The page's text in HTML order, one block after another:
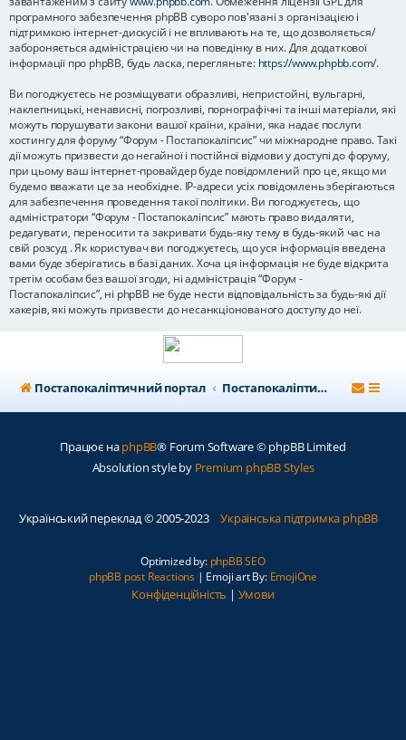
програмного забезпечення phpBB суворо пов'язані з організацією і
підтримкою інтернет-дискусій і не впливають на те, що дозволяється/
забороняється адміністрацією чи на поведінку в них. Для додаткової
інформації про phpBB, будь ласка, перегляньте: https://www.phpbb.com/.
Ви погоджуєтесь не розміщувати образливі, непристойні, вульгарні,
наклепницькі, ненависні, погрозливі, порнографічні та інші матеріали, які
можуть порушувати закони вашої країни, країни, яка надає послуги
хостингу для форуму “Форум - Постапокаліпсис” чи міжнародне право. Такі
дії можуть призвести до негайної і постійної відмови у доступі до форуму,
при цьому ваш інтернет-провайдер буде повідомлений про це, якщо ми
будемо вважати це за необхідне. IP-адреси усіх повідомлень зберігаються
для забезпечення проведення такої політики. Ви погоджуєтесь, що
адміністратори “Форум - Постапокаліпсис” мають право видаляти,
редагувати, переносити та закривати будь-яку тему в будь-який час на
свій розсуд . Як користувач ви погоджуєтесь, що уся інформація введена
вами буде зберігатись в базі даних. Хоча ця інформація не буде відкрита
третім особам без вашої згоди, ні адміністрація “Форум -
Постапокаліпсис”, ні phpBB не буде нести відповідальність за будь-які дії
хакерів, які можуть призвести до несанкціонованого доступу до неї.
Постапокаліптичний портал Постапокаліптичний форум
Працює наphpBB® Forum Software © phpBB Limited
Absolution style by Premium phpBB Styles
Український переклад © 2005-2023 Українська підтримка phpBB
Optimized by: phpBB SEO
phpBB post Reactions| Emoji art By: EmojiOne
Конфіденційність | Умови